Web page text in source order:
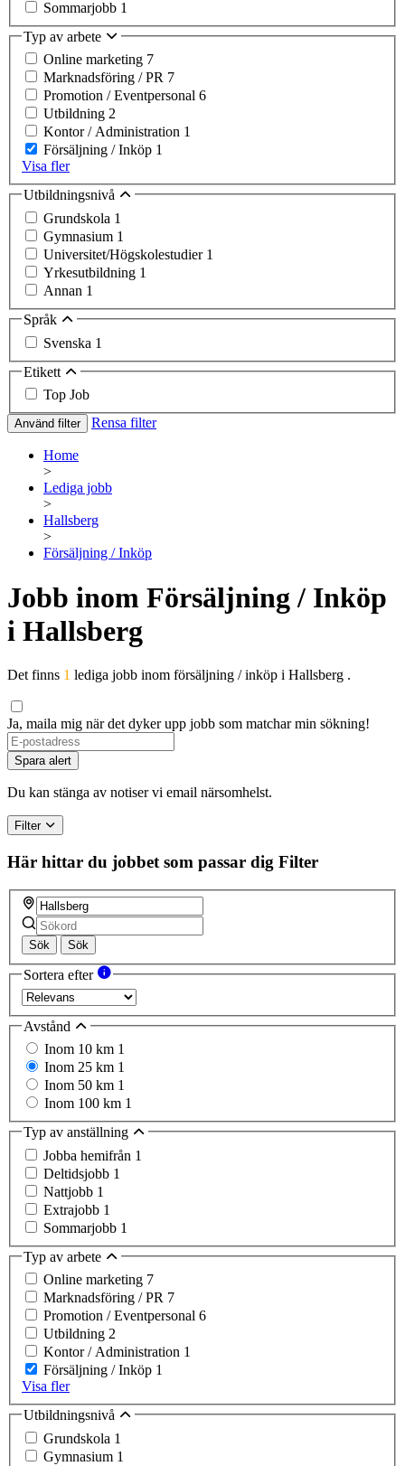
Sommarjobb 1
Typ av arbete
Online marketing 7
Marknadsföring / PR 7
Promotion / Eventpersonal 6
Utbildning 2
Kontor / Administration 1
Försäljning / Inköp 1
Visa fler
Utbildningsnivå
Grundskola 1
Gymnasium 1
Universitet/Högskolestudier 1
Yrkesutbildning 1
Annan 1
Språk
Svenska 1
Etikett
Top Job
Använd filter Rensa filter
Home
>
Lediga jobb
>
Hallsberg
>
Försäljning / Inköp
Jobb inom Försäljning / Inköp
i Hallsberg
Det finns 1 lediga jobb inom försäljning / inköp i Hallsberg .
Ja, maila mig när det dyker upp jobb som matchar min sökning!
If
you
are
a
ignore
this
field
Spara alert
Du kan stänga av notiser vi email närsomhelst.
Filter
Här hittar du jobbet som passar dig Filter
Sök Sök
Sortera efter
Avstånd
Inom 10 km 1
Inom 25 km 1
Inom 50 km 1
Inom 100 km 1
Typ av anställning
Jobba hemifrån 1
Deltidsjobb 1
Nattjobb 1
Extrajobb 1
Sommarjobb 1
Typ av arbete
Online marketing 7
Marknadsföring / PR 7
Promotion / Eventpersonal 6
Utbildning 2
Kontor / Administration 1
Försäljning / Inköp 1
Visa fler
Utbildningsnivå
Grundskola 1
Gymnasium 1